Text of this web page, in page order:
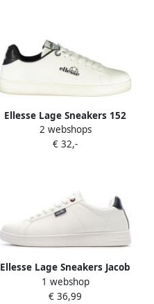
Ellesse Lage Sneakers 152
JERRY
2 webshops
€ 32,-
Ellesse Lage Sneakers Jacob
Defender
1 webshop
€ 36,99